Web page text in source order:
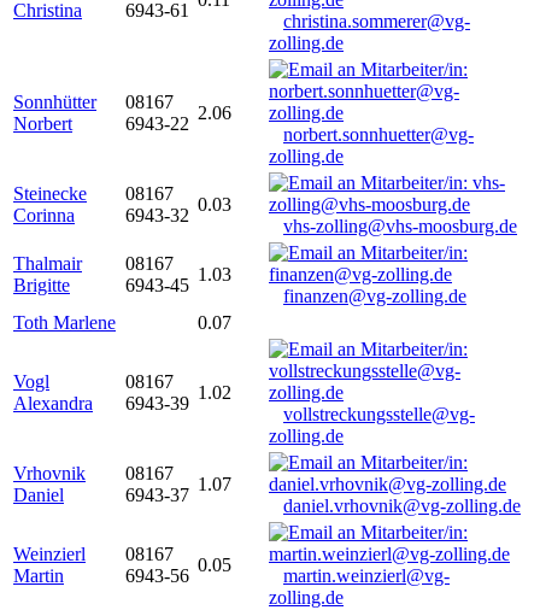
Christina
6943-61
christina.sommerer@vg-
zolling.de
Sonnhütter
Norbert
08167
6943-22
2.06
norbert.sonnhuetter@vg-
zolling.de
Steinecke
Corinna
08167
6943-32
0.03
vhs-zolling@vhs-moosburg.de
Thalmair
Brigitte
08167
6943-45
1.03
finanzen@vg-zolling.de
Toth Marlene
0.07
Vogl
Alexandra
08167
6943-39
1.02
vollstreckungsstelle@vg-
zolling.de
Vrhovnik
Daniel
08167
6943-37
1.07
daniel.vrhovnik@vg-zolling.de
Weinzierl
Martin
08167
6943-56
0.05
martin.weinzierl@vg-
zolling.de